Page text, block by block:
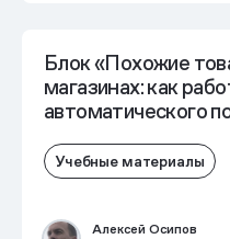
Блок «Похожие
магазинах: как
автоматического
Учебные материалы
Алексей Осипов